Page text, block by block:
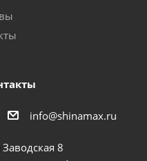
info@shinamax.ru
8